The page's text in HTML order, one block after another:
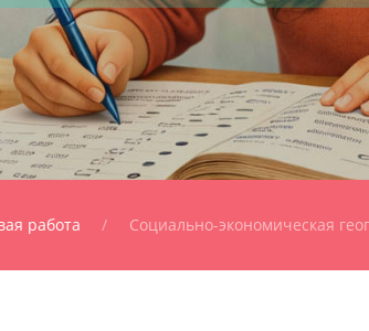
работа Социально-экономическая